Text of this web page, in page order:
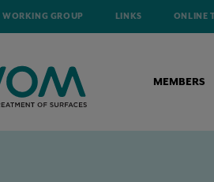
WORKING GROUP LINKS ONLINE
MEMBERS
INNOVATIEFONDS: EEN SLEUTELFINANCIERING VOOR